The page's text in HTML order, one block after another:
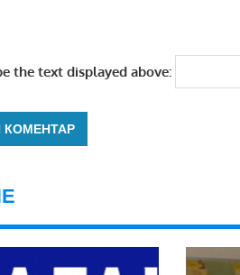
the text displayed above: